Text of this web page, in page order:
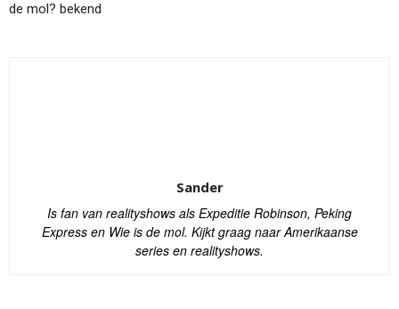
de mol? bekend
Sander
Is fan van realityshows als Expeditie Robinson, Peking
Express en Wie is de mol. Kijkt graag naar Amerikaanse
series en realityshows.